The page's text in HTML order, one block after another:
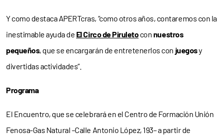
Y como destaca APERTcras, “como otros años, contaremos con la
inestimable ayuda de El Circo de Piruletoconnuestros
pequeños, que se encargarán de entretenerlos con juegosy
divertidas actividades”.
Programa
El Encuentro, que se celebrará en el Centro de Formación Unión
Fenosa-Gas Natural –Calle Antonio López, 193– a partir de